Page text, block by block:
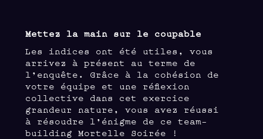
Mettez la main sur le coupable
Les indices ont été utiles, vous
arrivez à présent au terme de
l’enquête. Grâce à la cohésion de
votre équipe et une réflexion
collective dans cet exercice
grandeur nature, vous avez réussi
à résoudre l’énigme de ce team-
building Mortelle Soirée !